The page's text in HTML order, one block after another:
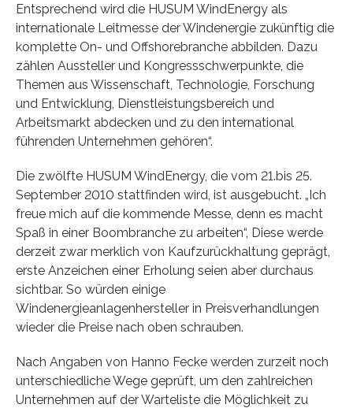
Entsprechend wird die HUSUM WindEnergy als
internationale Leitmesse der Windenergie zukünftig die
komplette On- und Offshorebranche abbilden. Dazu
zählen Aussteller und Kongressschwerpunkte, die
Themen aus Wissenschaft, Technologie, Forschung
und Entwicklung, Dienstleistungsbereich und
Arbeitsmarkt abdecken und zu den international
führenden Unternehmen gehören“.
Die zwölfte HUSUM WindEnergy, die vom 21.bis 25.
September 2010 stattfinden wird, ist ausgebucht. „Ich
freue mich auf die kommende Messe, denn es macht
Spaß in einer Boombranche zu arbeiten“, Diese werde
derzeit zwar merklich von Kaufzurückhaltung geprägt,
erste Anzeichen einer Erholung seien aber durchaus
sichtbar. So würden einige
Windenergieanlagenhersteller in Preisverhandlungen
wieder die Preise nach oben schrauben.
Nach Angaben von Hanno Fecke werden zurzeit noch
unterschiedliche Wege geprüft, um den zahlreichen
Unternehmen auf der Warteliste die Möglichkeit zu